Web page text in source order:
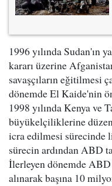
1996 yılında Sudan'ın
kararı üzerine
savaşçıların eğitilmesi
dönemde El Kaide'nin
1998 yılında Kenya ve
büyükelçiliklerine
icra edilmesi
sürecin ardından ABD
İlerleyen dönemde
alınarak başına 10